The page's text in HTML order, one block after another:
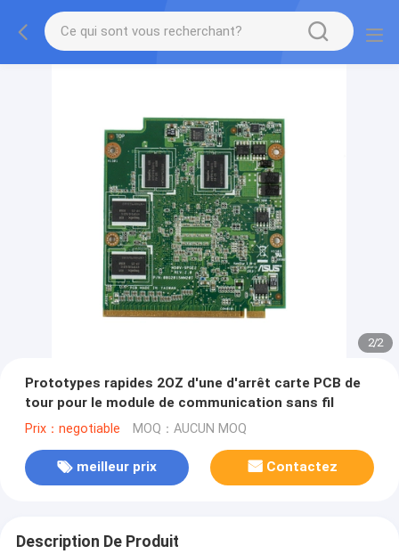
2/2
Prototypes rapides 2OZ d'une d'arrêt carte PCB de
tour pour le module de communication sans fil
Prix：negotiable MOQ：AUCUN MOQ
meilleur prix Contactez
Description De Produit